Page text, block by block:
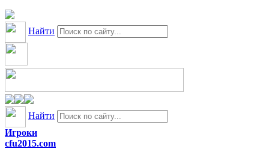
Найти
Найти
Игроки
cfu2015.com